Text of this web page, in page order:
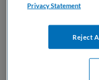
wellicht interessant
Privacy Statement
Reject